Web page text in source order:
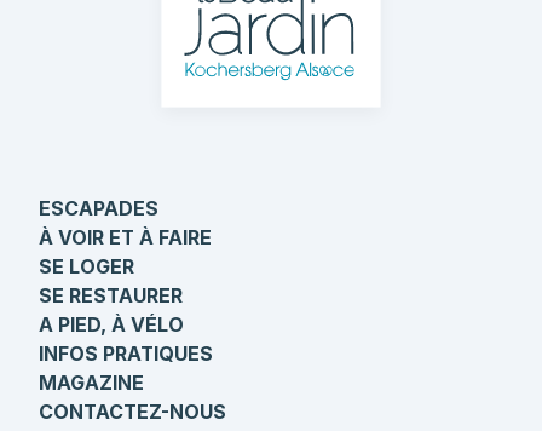
ESCAPADES
À VOIR ET À FAIRE
SE LOGER
SE RESTAURER
A PIED, À VÉLO
INFOS PRATIQUES
MAGAZINE
CONTACTEZ-NOUS